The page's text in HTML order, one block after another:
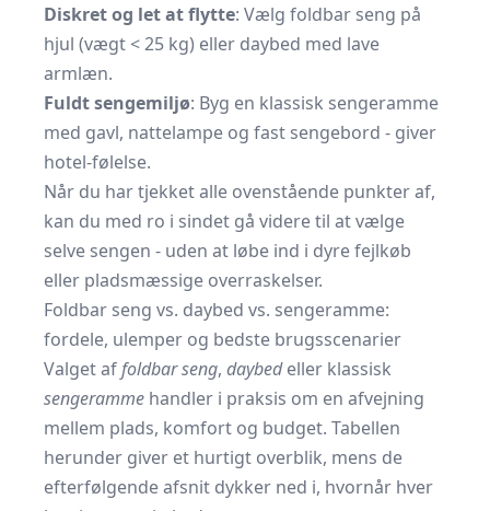
Diskret og let at flytte: Vælg foldbar seng på
hjul (vægt < 25 kg) eller daybed med lave
armlæn.
Fuldt sengemiljø: Byg en klassisk sengeramme
med gavl, nattelampe og fast sengebord - giver
hotel-følelse.
Når du har tjekket alle ovenstående punkter af,
kan du med ro i sindet gå videre til at vælge
selve sengen - uden at løbe ind i dyre fejlkøb
eller pladsmæssige overraskelser.
Foldbar seng vs. daybed vs. sengeramme:
fordele, ulemper og bedste brugsscenarier
Valget affoldbar seng, daybedeller klassisk
sengeramme handler i praksis om en afvejning
mellem plads, komfort og budget. Tabellen
herunder giver et hurtigt overblik, mens de
efterfølgende afsnit dykker ned i, hvornår hver